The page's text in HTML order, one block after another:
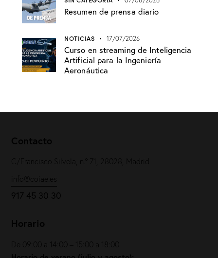
Resumen de prensa diario
NOTICIAS 17/07/2026
Curso en streaming de Inteligencia
Artificial para la Ingeniería
Aeronáutica
Contacto
C/Francisco Silvela, n.º 71, 28028, Madrid
info@coiae.es
917 45 30 30
Horario
De 09:00 a 14:00 – 15:00 a 18:00